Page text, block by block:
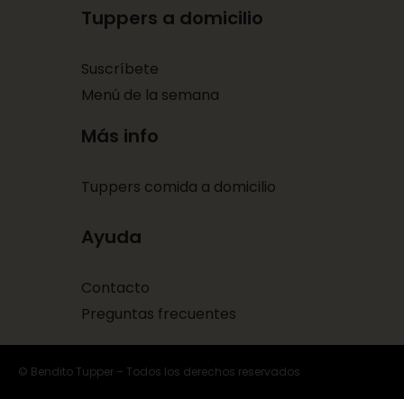
Tuppers a domicilio
Suscríbete
Menú de la semana
Más info
Tuppers comida a domicilio
Ayuda
Contacto
Preguntas frecuentes
© Bendito Tupper – Todos los derechos reservados